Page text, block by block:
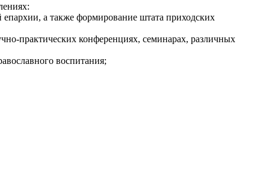
а также формирование штата приходских
практических конференциях, семинарах, различных
воспитания;